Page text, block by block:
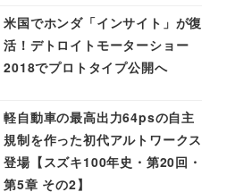
米国でホンダ「インサイト」が復
活！デトロイトモーターショー
2018でプロトタイプ公開へ
軽自動車の最高出力64psの自主
規制を作った初代アルトワークス
登場【スズキ100年史・第20回・
第5章 その2】